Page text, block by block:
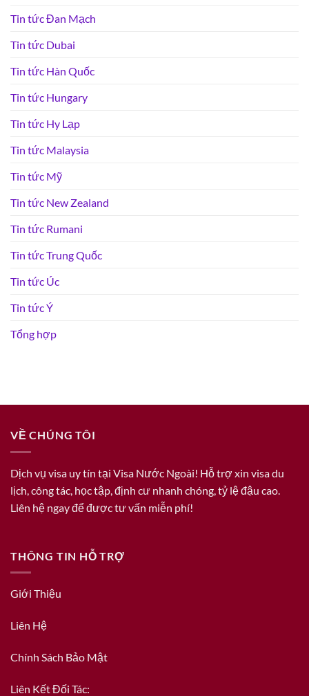
Tin tức Đan Mạch
Tin tức Dubai
Tin tức Hàn Quốc
Tin tức Hungary
Tin tức Hy Lạp
Tin tức Malaysia
Tin tức Mỹ
Tin tức New Zealand
Tin tức Rumani
Tin tức Trung Quốc
Tin tức Úc
Tin tức Ý
Tổng hợp
VỀ CHÚNG TÔI
Dịch vụ visa uy tín tại Visa Nước Ngoài! Hỗ trợ xin visa du
lịch, công tác, học tập, định cư nhanh chóng, tỷ lệ đậu cao.
Liên hệ ngay để được tư vấn miễn phí!
THÔNG TIN HỖ TRỢ
Giới Thiệu
Liên Hệ
Chính Sách Bảo Mật
Liên Kết Đối Tác: